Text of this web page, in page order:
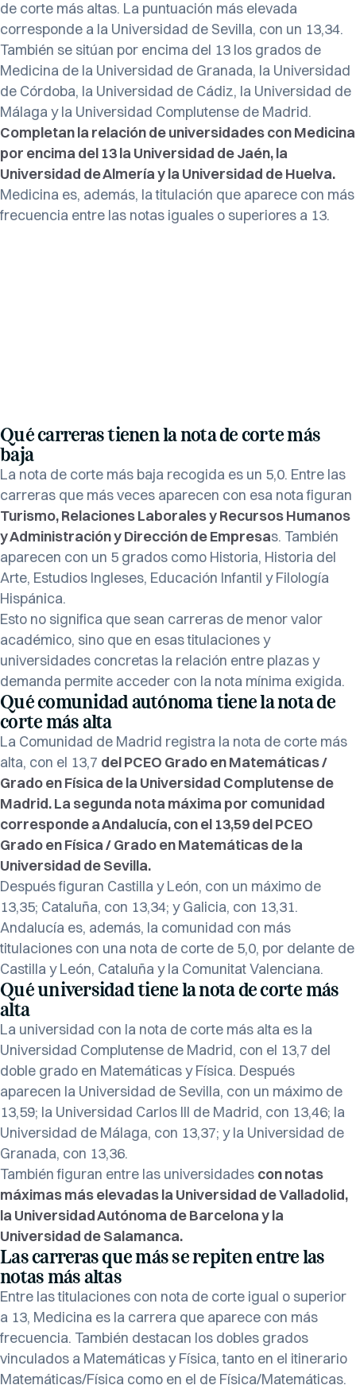
de corte más altas. La puntuación más elevada
corresponde a la Universidad de Sevilla, con un 13,34.
También se sitúan por encima del 13 los grados de
Medicina de la Universidad de Granada, la Universidad
de Córdoba, la Universidad de Cádiz, la Universidad de
Málaga y la Universidad Complutense de Madrid.
Completan la relación de universidades con Medicina
por encima del 13 la Universidad de Jaén, la
Universidad de Almería y la Universidad de Huelva.
Medicina es, además, la titulación que aparece con más
frecuencia entre las notas iguales o superiores a 13.
Qué carreras tienen la nota de corte más
baja
La nota de corte más baja recogida es un 5,0. Entre las
carreras que más veces aparecen con esa nota figuran
Turismo, Relaciones Laborales y Recursos Humanos
y Administración y Dirección de Empresas. También
aparecen con un 5 grados como Historia, Historia del
Arte, Estudios Ingleses, Educación Infantil y Filología
Hispánica.
Esto no significa que sean carreras de menor valor
académico, sino que en esas titulaciones y
universidades concretas la relación entre plazas y
demanda permite acceder con la nota mínima exigida.
Qué comunidad autónoma tiene la nota de
corte más alta
La Comunidad de Madrid registra la nota de corte más
alta, con el 13,7 del PCEO Grado en Matemáticas /
Grado en Física de la Universidad Complutense de
Madrid. La segunda nota máxima por comunidad
corresponde a Andalucía, con el 13,59 del PCEO
Grado en Física / Grado en Matemáticas de la
Universidad de Sevilla.
Después figuran Castilla y León, con un máximo de
13,35; Cataluña, con 13,34; y Galicia, con 13,31.
Andalucía es, además, la comunidad con más
titulaciones con una nota de corte de 5,0, por delante de
Castilla y León, Cataluña y la Comunitat Valenciana.
Qué universidad tiene la nota de corte más
alta
La universidad con la nota de corte más alta es la
Universidad Complutense de Madrid, con el 13,7 del
doble grado en Matemáticas y Física. Después
aparecen la Universidad de Sevilla, con un máximo de
13,59; la Universidad Carlos III de Madrid, con 13,46; la
Universidad de Málaga, con 13,37; y la Universidad de
Granada, con 13,36.
También figuran entre las universidades con notas
máximas más elevadas la Universidad de Valladolid,
la Universidad Autónoma de Barcelona y la
Universidad de Salamanca.
Las carreras que más se repiten entre las
notas más altas
Entre las titulaciones con nota de corte igual o superior
a 13, Medicina es la carrera que aparece con más
frecuencia. También destacan los dobles grados
vinculados a Matemáticas y Física, tanto en el itinerario
Matemáticas/Física como en el de Física/Matemáticas.